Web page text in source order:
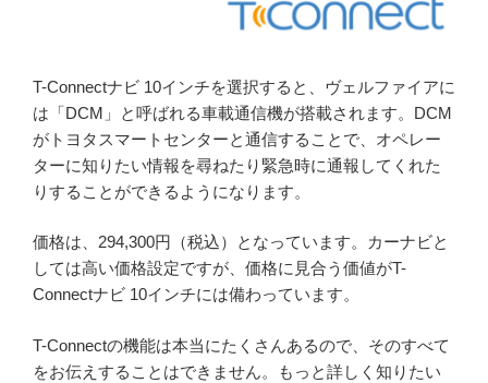
T-Connectナビ 10インチを選択すると、ヴェルファイアに
は「DCM」と呼ばれる車載通信機が搭載されます。DCM
がトヨタスマートセンターと通信することで、オペレー
ターに知りたい情報を尋ねたり緊急時に通報してくれた
りすることができるようになります。
価格は、294,300円（税込）となっています。カーナビと
しては高い価格設定ですが、価格に見合う価値がT-
Connectナビ 10インチには備わっています。
T-Connectの機能は本当にたくさんあるので、そのすべて
をお伝えすることはできません。もっと詳しく知りたい